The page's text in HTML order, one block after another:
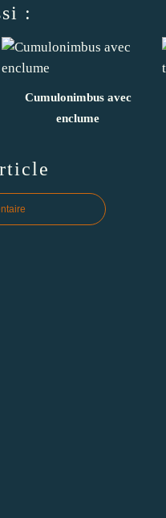
:
Cumulonimbus avec
enclume